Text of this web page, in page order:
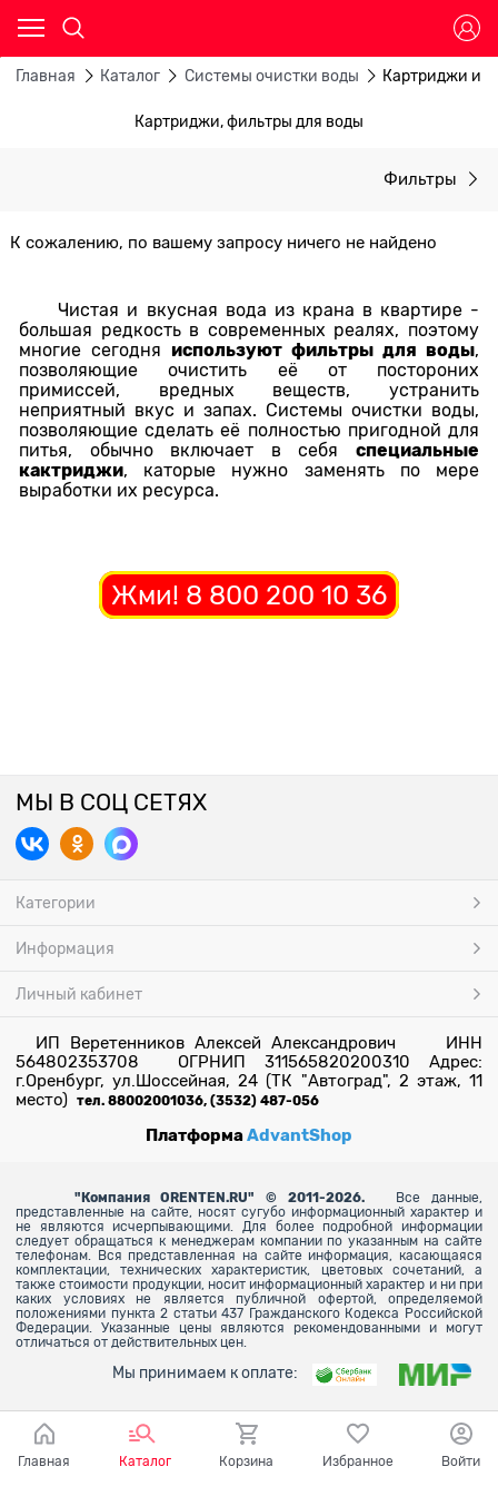
Главная Каталог Системы очистки воды Картриджи и
Картриджи, фильтры для воды
Фильтры
К сожалению, по вашему запросу ничего не найдено
Чистая и вкусная вода из крана в квартире -
большая редкость в современных реалях, поэтому
многие сегодняиспользуют фильтры для воды,
позволяющие очистить её от постороних
примиссей, вредных веществ, устранить
неприятный вкус и запах. Системы очистки воды,
позволяющие сделать её полностью пригодной для
питья, обычно включает в себя специальные
кактриджи, каторые нужно заменять по мере
выработки их ресурса.
Жми! 8 800 200 10 36
МЫ В СОЦ СЕТЯХ
Категории
Информация
Личный кабинет
ИП Веретенников Алексей Александрович ИНН
564802353708 ОГРНИП 311565820200310 Адрес:
г.Оренбург, ул.Шоссейная, 24 (ТК "Автоград", 2 этаж, 11
место) тел. 88002001036, (3532) 487-056
ПлатформаAdvantShop
" Компания ORENTEN.RU" © 2011-2026.
Все данные,
представленные на сайте, носят сугубо информационный характер и
не являются исчерпывающими. Для более подробной информации
следует обращаться к менеджерам компании по указанным на сайте
телефонам. Вся представленная на сайте информация, касающаяся
комплектации, технических характеристик, цветовых сочетаний, а
также стоимости продукции, носит информационный характер и ни при
каких условиях не является публичной офертой, определяемой
положениями пункта 2 статьи 437 Гражданского Кодекса Российской
Федерации. Указанные цены являются рекомендованными и могут
отличаться от действительных цен.
Мы принимаем к оплате:
Главная Каталог Корзина Избранное Войти